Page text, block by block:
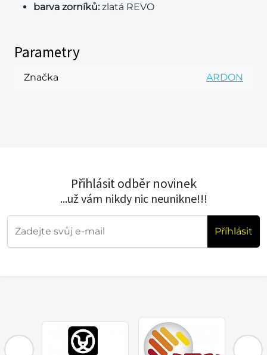
barva zorníků: zlatá REVO
Parametry
Značka ARDON
Přihlásit odběr novinek
...už vám nikdy nic neunikne!!!
Příhlásit